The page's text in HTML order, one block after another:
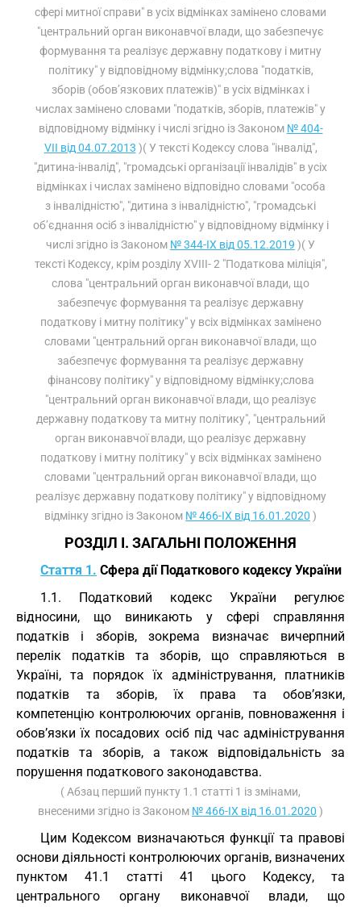
сфері митної справи" в усіх відмінках замінено словами
"центральний орган виконавчої влади, що забезпечує
формування та реалізує державну податкову і митну
політику" у відповідному відмінку;слова "податків,
зборів (обов’язкових платежів)" в усіх відмінках і
числах замінено словами "податків, зборів, платежів" у
відповідному відмінку і числі згідно із Законом № 404-
VII від 04.07.2013 )( У тексті Кодексу слова "інвалід",
"дитина-інвалід", "громадські організації інвалідів" в усіх
відмінках і числах замінено відповідно словами "особа
з інвалідністю", "дитина з інвалідністю", "громадські
об’єднання осіб з інвалідністю" у відповідному відмінку і
числі згідно із Законом № 344-IX від 05.12.2019 )( У
тексті Кодексу, крім розділу XVIII- 2 "Податкова міліція",
слова "центральний орган виконавчої влади, що
забезпечує формування та реалізує державну
податкову і митну політику" у всіх відмінках замінено
словами "центральний орган виконавчої влади, що
забезпечує формування та реалізує державну
фінансову політику" у відповідному відмінку;слова
"центральний орган виконавчої влади, що реалізує
державну податкову та митну політику", "центральний
орган виконавчої влади, що реалізує державну
податкову і митну політику" у всіх відмінках замінено
словами "центральний орган виконавчої влади, що
реалізує державну податкову політику" у відповідному
відмінку згідно із Законом № 466-IX від 16.01.2020 )
РОЗДІЛ I. ЗАГАЛЬНІ ПОЛОЖЕННЯ
Стаття 1. Сфера дії Податкового кодексу України
1.1. Податковий кодекс України регулює
відносини, що виникають у сфері справляння
податків і зборів, зокрема визначає вичерпний
перелік податків та зборів, що справляються в
Україні, та порядок їх адміністрування, платників
податків та зборів, їх права та обов’язки,
компетенцію контролюючих органів, повноваження і
обов’язки їх посадових осіб під час адміністрування
податків та зборів, а також відповідальність за
порушення податкового законодавства.
( Абзац перший пункту 1.1 статті 1 із змінами,
внесеними згідно із Законом № 466-IX від 16.01.2020 )
Цим Кодексом визначаються функції та правові
основи діяльності контролюючих органів, визначених
пунктом 41.1 статті 41 цього Кодексу, та
центрального органу виконавчої влади, що